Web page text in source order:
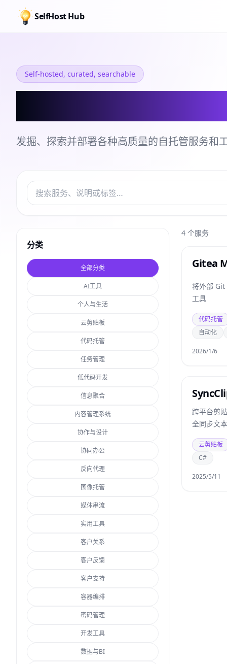
SelfHost Hub
Self-hosted, curated, searchable
发掘、探索并部署各种高质量的自托管服务和
分类
全部分类
AI工具
个人与生活
云剪贴板
代码托管
任务管理
低代码开发
信息聚合
内容管理系统
协作与设计
协同办公
反向代理
图像托管
媒体串流
实用工具
客户关系
客户反馈
客户支持
容器编排
密码管理
开发工具
数据与BI
4 个服务
Gitea
将外部 Git
工具
代码托管
自动化
2026/1/6
跨平台剪
全同步文
云剪贴板
C#
2025/5/11